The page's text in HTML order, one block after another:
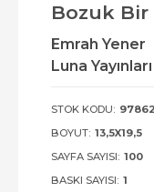
Bozuk
Emrah Yener
Luna Yayınları
STOK KODU:
BOYUT: 13,5X19,5
SAYFA SAYISI: 100
BASKI SAYISI: 1